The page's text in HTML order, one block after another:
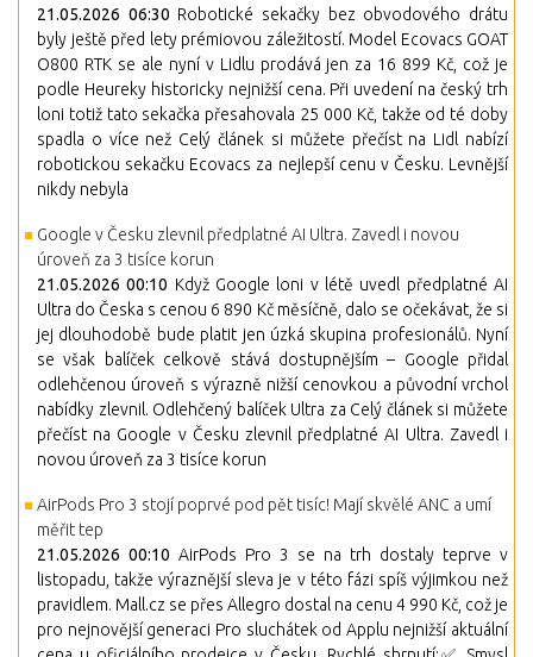
21.05.2026 06:30 Robotické sekačky bez obvodového drátu
byly ještě před lety prémiovou záležitostí. Model Ecovacs GOAT
O800 RTK se ale nyní v Lidlu prodává jen za 16 899 Kč, což je
podle Heureky historicky nejnižší cena. Při uvedení na český trh
loni totiž tato sekačka přesahovala 25 000 Kč, takže od té doby
spadla o více než Celý článek si můžete přečíst na Lidl nabízí
robotickou sekačku Ecovacs za nejlepší cenu v Česku. Levnější
nikdy nebyla
Google v Česku zlevnil předplatné AI Ultra. Zavedl i novou
úroveň za 3 tisíce korun
21.05.2026 00:10 Když Google loni v létě uvedl předplatné AI
Ultra do Česka s cenou 6 890 Kč měsíčně, dalo se očekávat, že si
jej dlouhodobě bude platit jen úzká skupina profesionálů. Nyní
se však balíček celkově stává dostupnějším – Google přidal
odlehčenou úroveň s výrazně nižší cenovkou a původní vrchol
nabídky zlevnil. Odlehčený balíček Ultra za Celý článek si můžete
přečíst na Google v Česku zlevnil předplatné AI Ultra. Zavedl i
novou úroveň za 3 tisíce korun
AirPods Pro 3 stojí poprvé pod pět tisíc! Mají skvělé ANC a umí
měřit tep
21.05.2026 00:10 AirPods Pro 3 se na trh dostaly teprve v
listopadu, takže výraznější sleva je v této fázi spíš výjimkou než
pravidlem. Mall.cz se přes Allegro dostal na cenu 4 990 Kč, což je
pro nejnovější generaci Pro sluchátek od Applu nejnižší aktuální